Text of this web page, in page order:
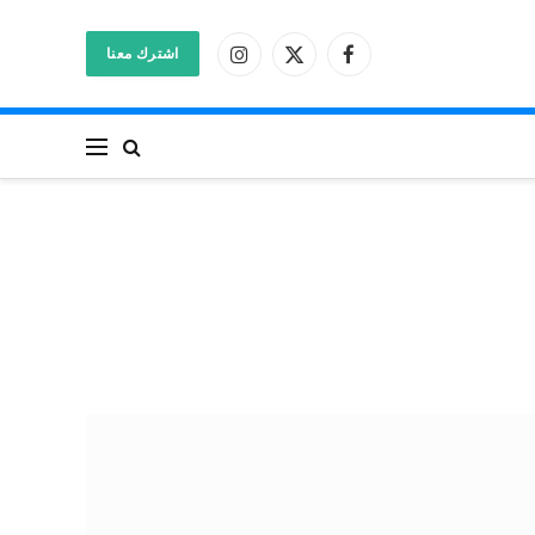
فيسبوكX
الانستغراماشترك معنا